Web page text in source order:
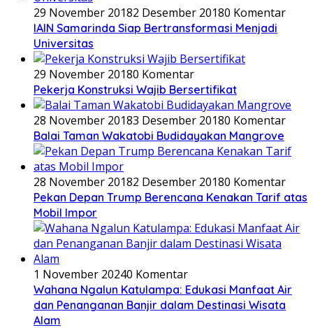
29 November 20182 Desember 20180 Komentar
IAIN Samarinda Siap Bertransformasi Menjadi
Universitas
29 November 20180 Komentar
Pekerja Konstruksi Wajib Bersertifikat
28 November 20183 Desember 20180 Komentar
Balai Taman Wakatobi Budidayakan Mangrove
28 November 20182 Desember 20180 Komentar
Pekan Depan Trump Berencana Kenakan Tarif atas
Mobil Impor
1 November 20240 Komentar
Wahana Ngalun Katulampa: Edukasi Manfaat Air
dan Penanganan Banjir dalam Destinasi Wisata
Alam